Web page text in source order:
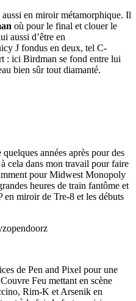
en miroir métamorphique. Il
où pour le final et clouer le
aussi d’être en
J fondus en deux, tel C-
: ici Birdman se fond entre lui
bien sûr tout diamanté.
années après pour des
cela dans mon travail pour faire
pour Midwest Monopoly
heures de train fantôme et
en miroir de Tre-8 et les débuts
de Pen and Pixel pour une
Feu mettant en scène
Rim-K et Arsenik en